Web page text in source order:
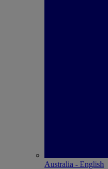
Australia - English